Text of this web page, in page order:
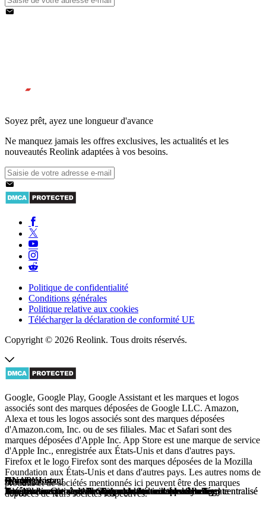
Alexa
Top 10 des routines Alexa pour une maison plus intelligente
Google Home
Améliorez votre style de vie, automatisez votre sécurité
Home Assistant
IIntégrez vos produits intelligents dans un tableau de bord centralisé
QNAP
Une solution de surveillance polyvalente et évolutive
Homey
Intégrez vos caméras Reolink au hub domotique Homey
Synology
Ajouter des Caméras au Station de Surveillance Synology
Alexa
Top 10 des routines Alexa pour une maison plus intelligente
Google Home
Améliorez votre style de vie, automatisez votre sécurité
Home Assistant
IIntégrez vos produits intelligents dans un tableau de bord centralisé
QNAP
Une solution de surveillance polyvalente et évolutive
Homey
Intégrez vos caméras Reolink au hub domotique Homey
Synology
Ajouter des Caméras au Station de Surveillance Synology
Soyez prêt, ayez une longueur d'avance
Ne manquez jamais les offres exclusives, les actualités et les
nouveautés Reolink adaptées à vos besoins.
Politique de confidentialité
Conditions générales
Politique relative aux cookies
Télécharger la déclaration de conformité UE
Copyright © 2026 Reolink. Tous droits réservés.
Google, Google Play, Google Assistant et les marques et logos
associés sont des marques déposées de Google LLC. Amazon,
Alexa et tous les logos associés sont des marques déposées
d'Amazon.com, Inc. ou de ses filiales. Mac et Safari sont des
marques déposées d'Apple Inc. App Store est une marque de service
d'Apple Inc., enregistrée aux États-Unis et dans d'autres pays.
Firefox et le logo Firefox sont des marques déposées de la Mozilla
Foundation aux États-Unis et dans d'autres pays. Les autres noms de
produits et de sociétés mentionnés ici peuvent être des marques
déposées de leurs sociétés respectives.